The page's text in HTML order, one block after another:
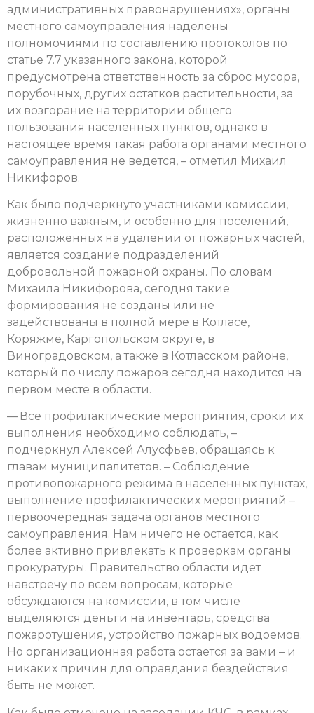
административных правонарушениях», органы
местного самоуправления наделены
полномочиями по составлению протоколов по
статье 7.7 указанного закона, которой
предусмотрена ответственность за сброс мусора,
порубочных, других остатков растительности, за
их возгорание на территории общего
пользования населенных пунктов, однако в
настоящее время такая работа органами местного
самоуправления не ведется, – отметил Михаил
Никифоров.
Как было подчеркнуто участниками комиссии,
жизненно важным, и особенно для поселений,
расположенных на удалении от пожарных частей,
является создание подразделений
добровольной пожарной охраны. По словам
Михаила Никифорова, сегодня такие
формирования не созданы или не
задействованы в полной мере в Котласе,
Коряжме, Каргопольском округе, в
Виноградовском, а также в Котласском районе,
который по числу пожаров сегодня находится на
первом месте в области.
— Все профилактические мероприятия, сроки их
выполнения необходимо соблюдать, –
подчеркнул Алексей Алусфьев, обращаясь к
главам муниципалитетов. – Соблюдение
противопожарного режима в населенных пунктах,
выполнение профилактических мероприятий –
первоочередная задача органов местного
самоуправления. Нам ничего не остается, как
более активно привлекать к проверкам органы
прокуратуры. Правительство области идет
навстречу по всем вопросам, которые
обсуждаются на комиссии, в том числе
выделяются деньги на инвентарь, средства
пожаротушения, устройство пожарных водоемов.
Но организационная работа остается за вами – и
никаких причин для оправдания бездействия
быть не может.